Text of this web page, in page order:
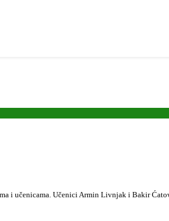
i učenicama. Učenici Armin Livnjak i Bakir